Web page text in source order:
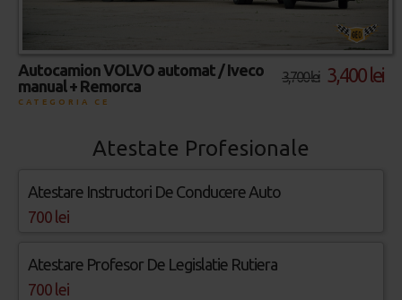
3,700 lei 3,400 lei
Autocamion VOLVO automat / Iveco
manual + Remorca
CATEGORIA CE
Atestate Profesionale
Atestare Instructori De Conducere Auto
700 lei
Atestare Profesor De Legislatie Rutiera
700 lei